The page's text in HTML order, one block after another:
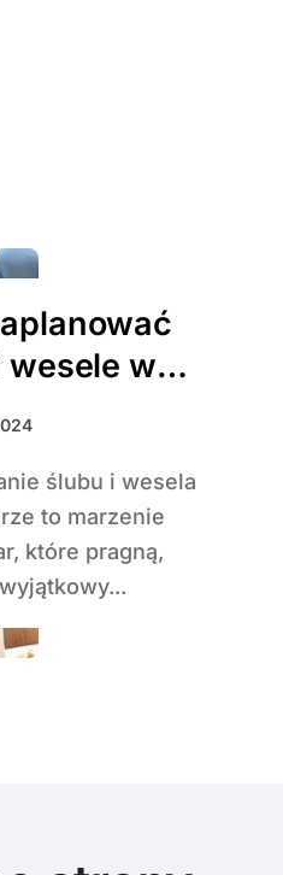
wesele w
to marzenie
które pragną,